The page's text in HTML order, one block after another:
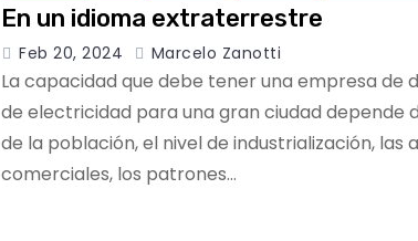
En un idioma extraterrestre
Feb 20, 2024 Marcelo Zanotti
La capacidad que debe tener una empresa de
de electricidad para una gran ciudad depende
de la población, el nivel de industrialización, las
comerciales, los patrones…